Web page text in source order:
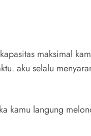
maksimal
aku selalu
kamu langung